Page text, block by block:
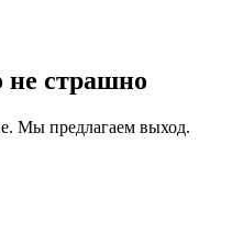
страшно
Мы предлагаем выход.